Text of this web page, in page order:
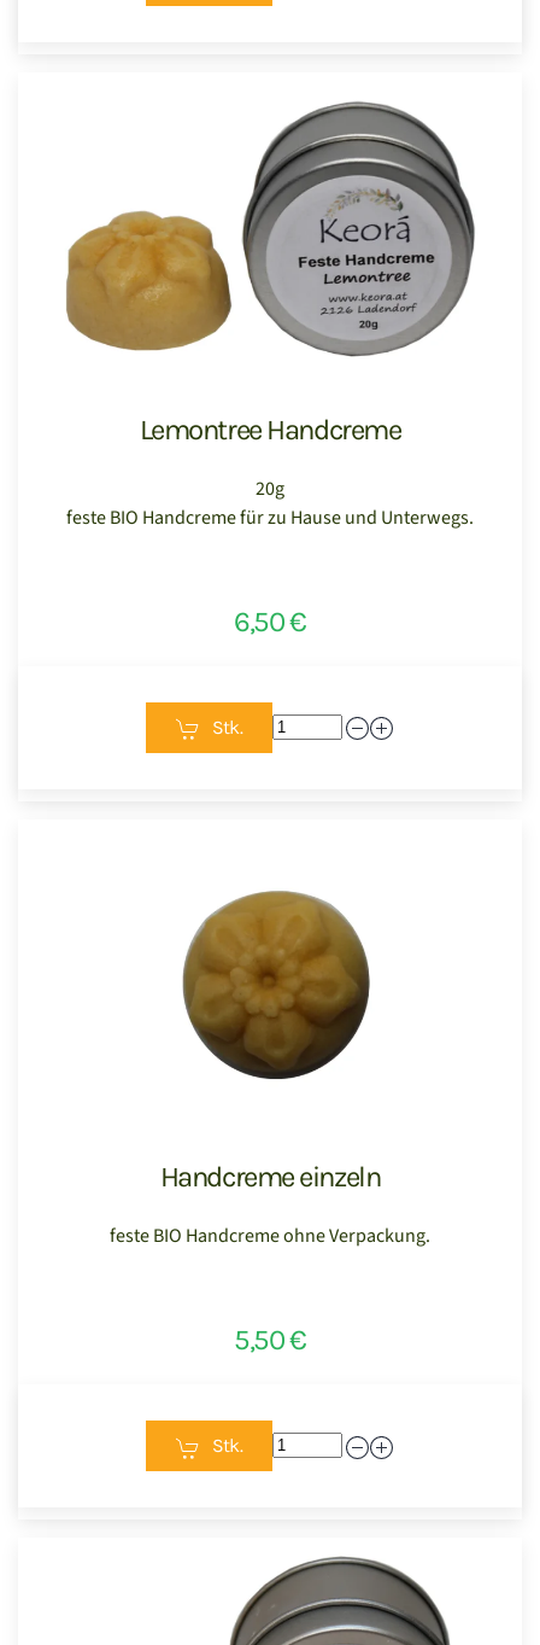
Lemontree Handcreme
20g
feste BIO Handcreme für zu Hause und Unterwegs.
6,50 €
Stk.
Handcreme einzeln
feste BIO Handcreme ohne Verpackung.
5,50 €
Stk.